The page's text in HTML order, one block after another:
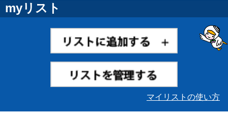
myリスト
マイリストの使い方